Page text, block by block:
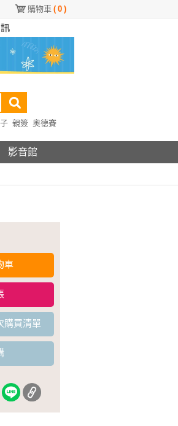
購物車 ( 0 )
親簽 奧德賽
影音館
車
購買清單